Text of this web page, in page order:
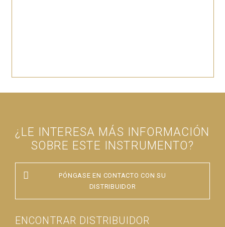
¿LE INTERESA MÁS INFORMACIÓN
SOBRE ESTE INSTRUMENTO?
PÓNGASE EN CONTACTO CON SU
DISTRIBUIDOR
ENCONTRAR DISTRIBUIDOR